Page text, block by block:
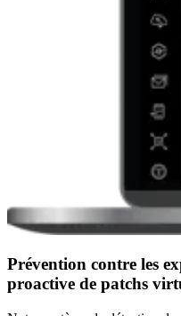
Prévention contre les
proactive de patchs